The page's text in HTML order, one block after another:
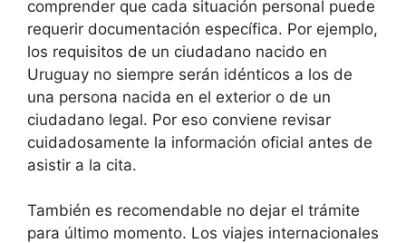
comprender que cada situación personal puede
requerir documentación específica. Por ejemplo,
los requisitos de un ciudadano nacido en
Uruguay no siempre serán idénticos a los de
una persona nacida en el exterior o de un
ciudadano legal. Por eso conviene revisar
cuidadosamente la información oficial antes de
asistir a la cita.
También es recomendable no dejar el trámite
para último momento. Los viajes internacionales